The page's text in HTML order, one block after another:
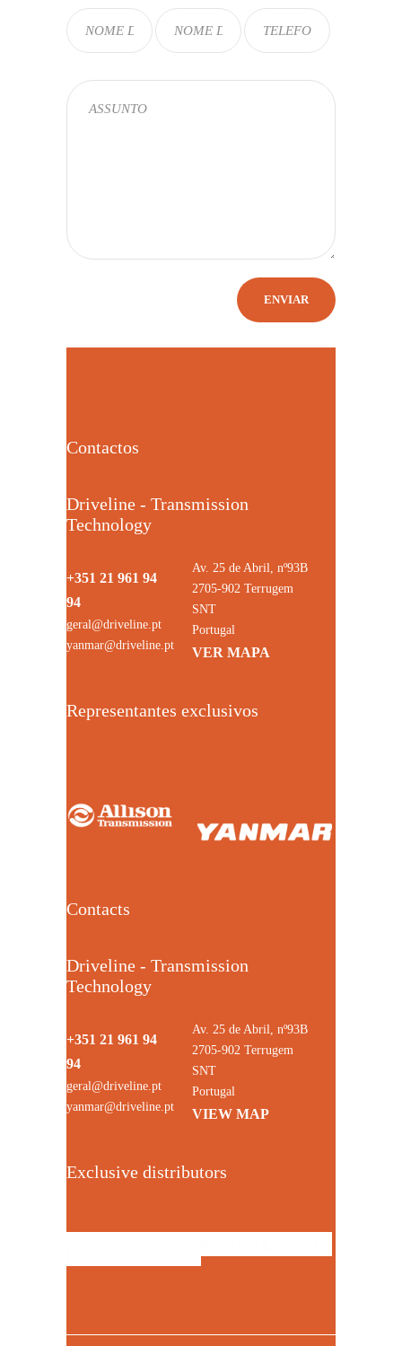
Contactos
Driveline - Transmission
Technology
+351 21 961 94
94
geral@driveline.pt
yanmar@driveline.pt
Av. 25 de Abril, nº93B
2705-902 Terrugem
SNT
Portugal
VER MAPA
Representantes exclusivos
Contacts
Driveline - Transmission
Technology
+351 21 961 94
94
geral@driveline.pt
yanmar@driveline.pt
Av. 25 de Abril, nº93B
2705-902 Terrugem
SNT
Portugal
VIEW MAP
Exclusive distributors